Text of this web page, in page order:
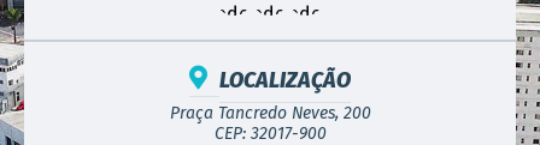
LOCALIZAÇÃO
Praça Tancredo Neves, 200
CEP: 32017-900